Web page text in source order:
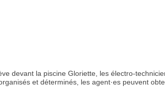
devant la piscine Gloriette, les électro-
et déterminés, les agent·es peuvent